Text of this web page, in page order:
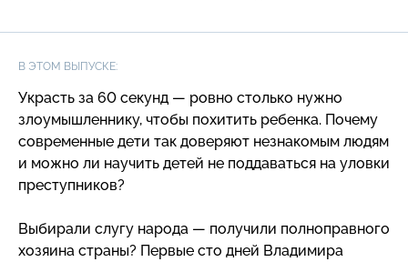
В ЭТОМ ВЫПУСКЕ:
Украсть за 60 секунд — ровно столько нужно
злоумышленнику, чтобы похитить ребенка. Почему
современные дети так доверяют незнакомым людям
и можно ли научить детей не поддаваться на уловки
преступников?
Выбирали слугу народа — получили полноправного
хозяина страны? Первые сто дней Владимира